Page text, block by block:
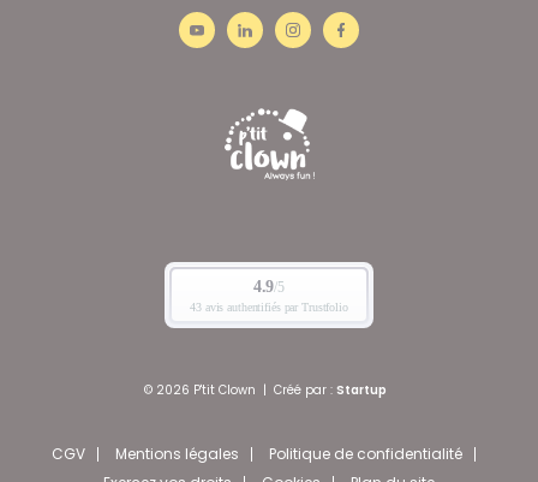
© 2026 P'tit Clown | Créé par : Startup
CGV Mentions légales
Politique de confidentialité